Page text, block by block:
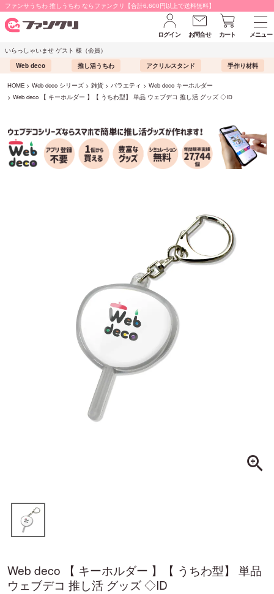
ファンサうちわ 推しうちわ ならファンクリ【合計6,600円以上で送料無料】
ログイン お問合せ カート
メニュー
いらっしゃいませ ゲスト 様（会員）
Web deco
推し活うちわ アクリルスタンド 手作り材料
HOME Web deco シリーズ 雑貨 バラエティ
Web deco キーホルダー
Web deco 【 キーホルダー 】【 うちわ型】 単品 ウェブデコ 推し活 グッズ ◇ID
Web deco 【 キーホルダー 】【 うちわ型】 単品
ウェブデコ 推し活 グッズ ◇ID